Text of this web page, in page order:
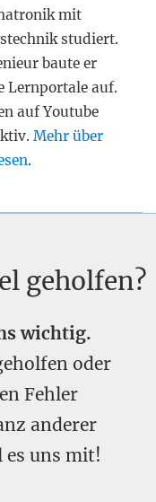
mit
studiert.
baute er
Lernportale auf.
auf Youtube
Mehr über
.
geholfen?
wichtig.
oder
Fehler
anderer
uns mit!